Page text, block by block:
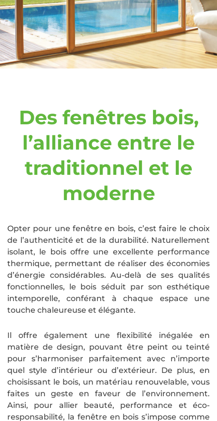
Des fenêtres bois,
l’alliance entre le
traditionnel et le
moderne
Opter pour une fenêtre en bois, c’est faire le choix
de l’authenticité et de la durabilité. Naturellement
isolant, le bois offre une excellente performance
thermique, permettant de réaliser des économies
d’énergie considérables. Au-delà de ses qualités
fonctionnelles, le bois séduit par son esthétique
intemporelle, conférant à chaque espace une
touche chaleureuse et élégante.
Il offre également une flexibilité inégalée en
matière de design, pouvant être peint ou teinté
pour s’harmoniser parfaitement avec n’importe
quel style d’intérieur ou d’extérieur. De plus, en
choisissant le bois, un matériau renouvelable, vous
faites un geste en faveur de l’environnement.
Ainsi, pour allier beauté, performance et éco-
responsabilité, la fenêtre en bois s’impose comme